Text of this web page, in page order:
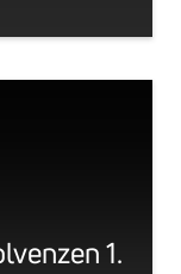
1.